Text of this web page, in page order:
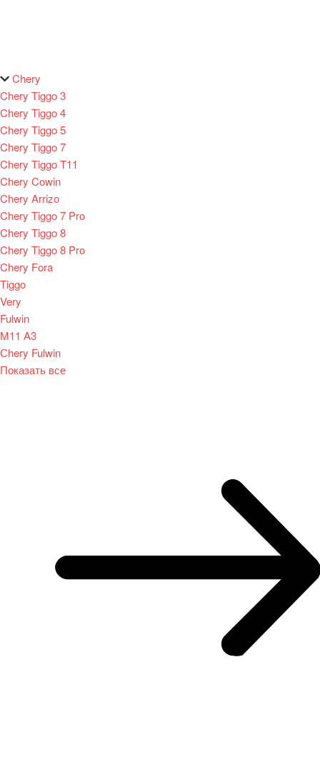
Chery
Chery Tiggo 3
Chery Tiggo 4
Chery Tiggo 5
Chery Tiggo 7
Chery Tiggo T11
Chery Cowin
Chery Arrizo
Chery Tiggo 7 Pro
Chery Tiggo 8
Chery Tiggo 8 Pro
Chery Fora
Tiggo
Very
Fulwin
M11 A3
Сhery Fulwin
Показать все